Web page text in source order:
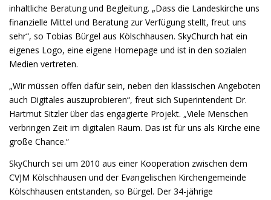
inhaltliche Beratung und Begleitung. „Dass die Landeskirche uns
finanzielle Mittel und Beratung zur Verfügung stellt, freut uns
sehr“, so Tobias Bürgel aus Kölschhausen. SkyChurch hat ein
eigenes Logo, eine eigene Homepage und ist in den sozialen
Medien vertreten.
„Wir müssen offen dafür sein, neben den klassischen Angeboten
auch Digitales auszuprobieren“, freut sich Superintendent Dr.
Hartmut Sitzler über das engagierte Projekt. „Viele Menschen
verbringen Zeit im digitalen Raum. Das ist für uns als Kirche eine
große Chance.“
SkyChurch sei um 2010 aus einer Kooperation zwischen dem
CVJM Kölschhausen und der Evangelischen Kirchengemeinde
Kölschhausen entstanden, so Bürgel. Der 34-jährige